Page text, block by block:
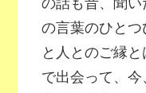
の話も昔、聞
の言葉のひと
と人とのご縁
で出会って、